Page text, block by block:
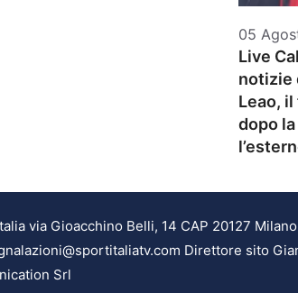
05
Live
notizie
Leao,
dopo
via Gioacchino Belli, 14 CAP 20127
Direttore sito
Srl